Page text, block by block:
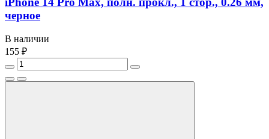
черное
В наличии
155 ₽